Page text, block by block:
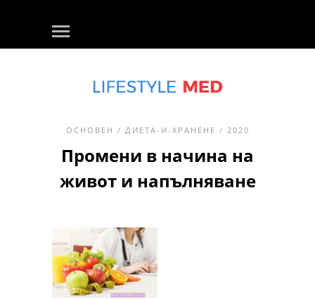
ОСНОВЕН / ДИЕТА-И-ХРАНЕНЕ / 2020
Промени в начина на
живот и напълняване